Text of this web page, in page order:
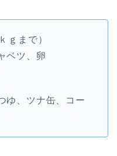
ｇまで）
ベツ、卵
ゆ、ツナ缶、コー